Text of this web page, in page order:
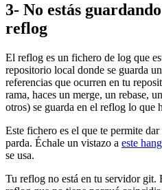
3- No estás
reflog
El reflog es un fichero de log que
repositorio local donde se guarda
referencias que ocurren en tu
rama, haces un merge, un rebase,
otros) se guarda en el reflog lo que
Este fichero es el que te permite
parda. Échale un vistazo a este
se usa.
Tu reflog no está en tu servidor